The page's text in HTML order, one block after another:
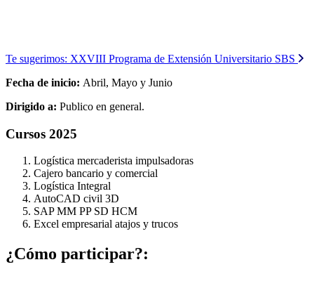
Te sugerimos: XXVIII Programa de Extensión Universitario SBS
Fecha de inicio: Abril, Mayo y Junio
Dirigido a: Publico en general.
Cursos 2025
Logística mercaderista impulsadoras
Cajero bancario y comercial
Logística Integral
AutoCAD civil 3D
SAP MM PP SD HCM
Excel empresarial atajos y trucos
¿Cómo participar?: